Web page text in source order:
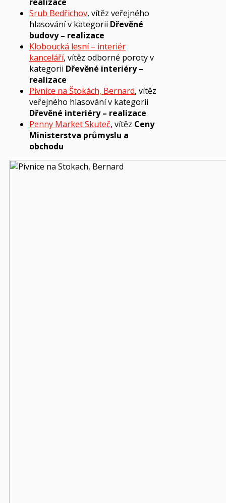
Srub Bedřichov, vítěz veřejného
hlasování v kategorii Dřevěné
budovy – realizace
Kloboucká lesní – interiér
kanceláří, vítěz odborné poroty v
kategorii Dřevěné interiéry –
realizace
Pivnice na Štokách, Bernard, vítěz
veřejného hlasování v kategorii
Dřevěné interiéry – realizace
Penny Market Skuteč, vítěz Ceny
Ministerstva průmyslu a
obchodu